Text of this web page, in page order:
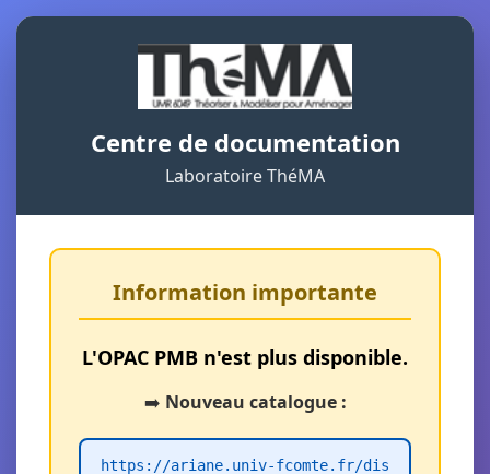
Centre de documentation
Laboratoire ThéMA
Information importante
L'OPAC PMB n'est plus disponible.
➡️ Nouveau catalogue :
https://ariane.univ-fcomte.fr/dis